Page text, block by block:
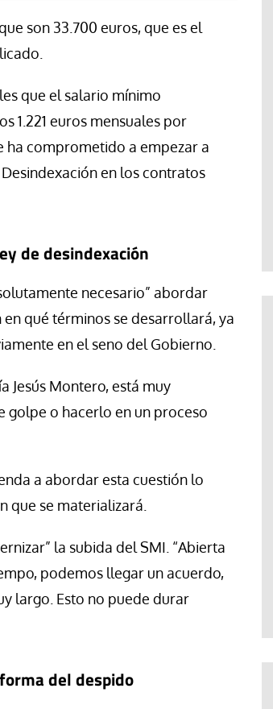
son 33.700 euros, que es el
que el salario mínimo
1.221 euros mensuales por
ha comprometido a empezar a
en los contratos
de desindexación
necesario” abordar
qué términos se desarrollará, ya
en el seno del Gobierno.
Jesús Montero, está muy
golpe o hacerlo en un proceso
a abordar esta cuestión lo
que se materializará.
la subida del SMI. “Abierta
podemos llegar un acuerdo,
largo. Esto no puede durar
del despido